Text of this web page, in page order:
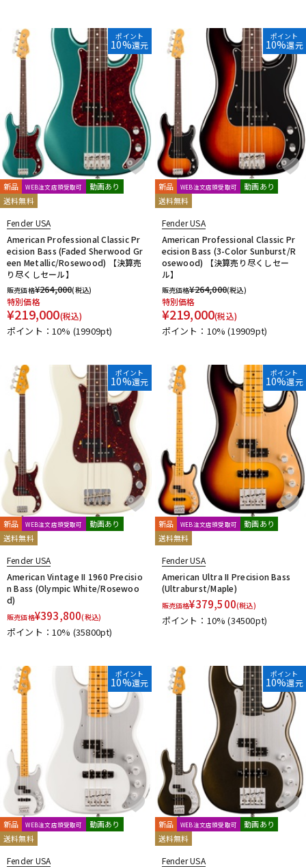
ポイント
10%還元
新品 WEB注文店頭受取可
動画あり
送料無料
Fender USA
American Professional Classic Pr
ecision Bass (Faded Sherwood Gr
een Metallic/Rosewood) 【決算売
り尽くしセール】
販売価格¥264,000(税込)
特別価格
¥219,000(税込)
ポイント：10% (19909pt)
ポイント
10%還元
新品 WEB注文店頭受取可
動画あり
送料無料
Fender USA
American Professional Classic Pr
ecision Bass (3-Color Sunburst/R
osewood) 【決算売り尽くしセー
ル】
販売価格¥264,000(税込)
特別価格
¥219,000(税込)
ポイント：10%(19909pt)
ポイント
10%還元
新品 WEB注文店頭受取可
動画あり
送料無料
Fender USA
American Vintage II 1960 Precisio
n Bass (Olympic White/Rosewoo
d)
販売価格¥393,800(税込)
ポイント：10% (35800pt)
ポイント
10%還元
新品 WEB注文店頭受取可
動画あり
送料無料
Fender USA
American Ultra II Precision Bass
(Ultraburst/Maple)
販売価格¥379,500(税込)
ポイント：10%(34500pt)
ポイント
10%還元
新品 WEB注文店頭受取可
動画あり
送料無料
Fender USA
ポイント
10%還元
新品 WEB注文店頭受取可
動画あり
送料無料
Fender USA